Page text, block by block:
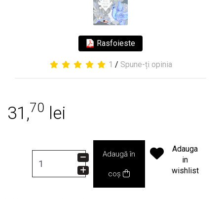
Rasfoieste
1 / Spune-ți opinia
31,70 lei
Adaugă în
coș
Adauga
in
wishlist